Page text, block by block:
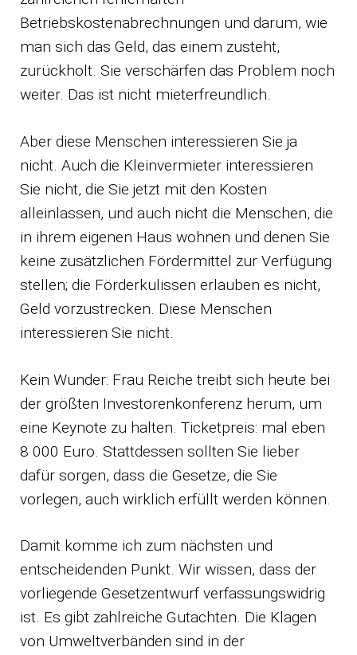
Betriebskostenabrechnungen und darum, wie
man sich das Geld, das einem zusteht,
zurückholt. Sie verschärfen das Problem noch
weiter. Das ist nicht mieterfreundlich.
Aber diese Menschen interessieren Sie ja
nicht. Auch die Kleinvermieter interessieren
Sie nicht, die Sie jetzt mit den Kosten
alleinlassen, und auch nicht die Menschen, die
in ihrem eigenen Haus wohnen und denen Sie
keine zusätzlichen Fördermittel zur Verfügung
stellen; die Förderkulissen erlauben es nicht,
Geld vorzustrecken. Diese Menschen
interessieren Sie nicht.
Kein Wunder: Frau Reiche treibt sich heute bei
der größten Investorenkonferenz herum, um
eine Keynote zu halten. Ticketpreis: mal eben
8 000 Euro. Stattdessen sollten Sie lieber
dafür sorgen, dass die Gesetze, die Sie
vorlegen, auch wirklich erfüllt werden können.
Damit komme ich zum nächsten und
entscheidenden Punkt. Wir wissen, dass der
vorliegende Gesetzentwurf verfassungswidrig
ist. Es gibt zahlreiche Gutachten. Die Klagen
von Umweltverbänden sind in der